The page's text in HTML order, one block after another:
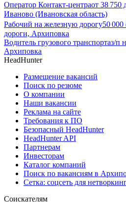
Оператор Контакт-центраот 38 750
Иваново (Ивановская область)
Рабочий на железную дорогу50 000
дороги, Архиповка
Водитель грузового транспортаз/п
Архиповка
HeadHunter
Размещение вакансий
Поиск по резюме
О компании
Наши вакансии
Реклама на сайте
Требования к ПО
Безопасный HeadHunter
HeadHunter API
Партнерам
Инвесторам
Каталог компаний
Поиск по вакансиям в
Сетка: соцсеть для
Соискателям